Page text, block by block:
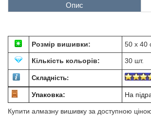
Опис
Розмір вишивки:
50 х 40
Кількість кольорів: 30 шт.
Складність:
Упаковка: На
Купити алмазну вишивку за доступною